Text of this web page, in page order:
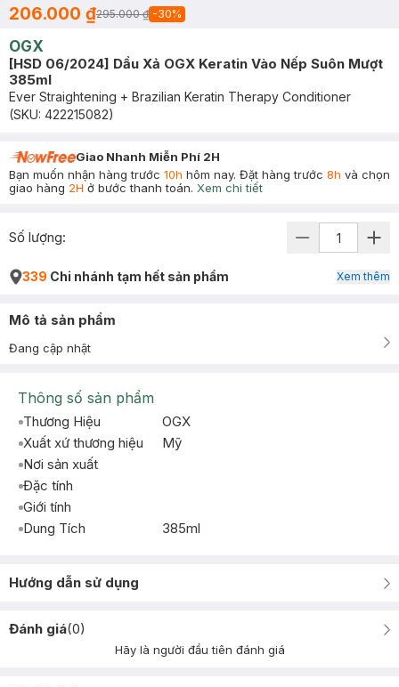
206.000 ₫295.000 ₫ -30%
OGX
[HSD 06/2024] Dầu Xả OGX Keratin Vào Nếp Suôn Mượt
385ml
Ever Straightening + Brazilian Keratin Therapy Conditioner
(SKU: 422215082)
Giao Nhanh Miễn Phí 2H
Bạn muốn nhận hàng trước 10h hôm nay. Đặt hàng trước 8h và chọn
giao hàng 2H ở bước thanh toán. Xem chi tiết
Số lượng:
339 Chi nhánh tạm hết sản phẩm Xem thêm
Mô tả sản phẩm
Đang cập nhật
Thông số sản phẩm
Thương Hiệu
OGX
Xuất xứ thương hiệu
Mỹ
Nơi sản xuất
Đặc tính
Giới tính
Dung Tích
385ml
Hướng dẫn sử dụng
Đánh giá(0)
Hãy là người đầu tiên đánh giá